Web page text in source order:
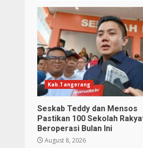
Kab.Tangerang
Seskab Teddy dan Mensos
Pastikan 100 Sekolah
Beroperasi Bulan Ini
August 8, 2026